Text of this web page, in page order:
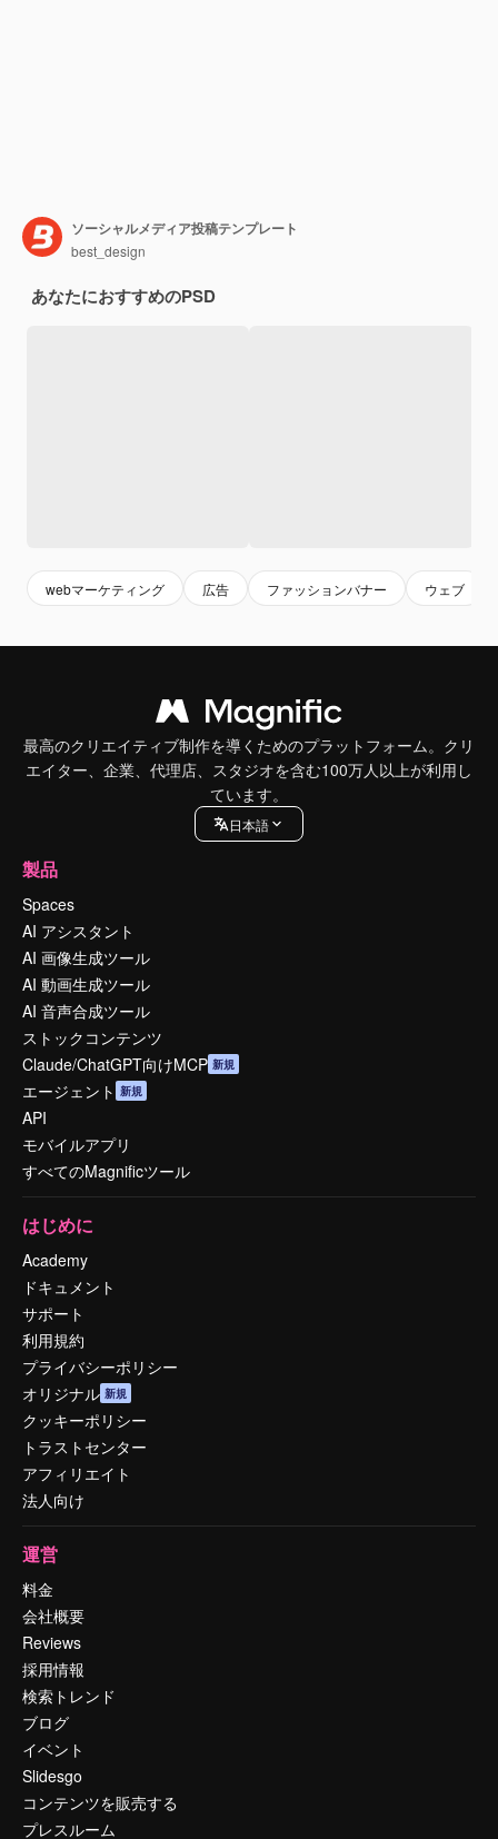
ソーシャルメディア投稿テンプレート
best_design
あなたにおすすめのPSD
webマーケティング 広告 ファッションバナー ウェブ
最高のクリエイティブ制作を導くためのプラットフォーム。クリ
エイター、企業、代理店、スタジオを含む100万人以上が利用し
ています。
日本語
製品
Spaces
AI アシスタント
AI 画像生成ツール
AI 動画生成ツール
AI 音声合成ツール
ストックコンテンツ
Claude/ChatGPT向けMCP 新規
エージェント 新規
API
モバイルアプリ
すべてのMagnificツール
はじめに
Academy
ドキュメント
サポート
利用規約
プライバシーポリシー
オリジナル 新規
クッキーポリシー
トラストセンター
アフィリエイト
法人向け
運営
料金
会社概要
Reviews
採用情報
検索トレンド
ブログ
イベント
Slidesgo
コンテンツを販売する
プレスルーム